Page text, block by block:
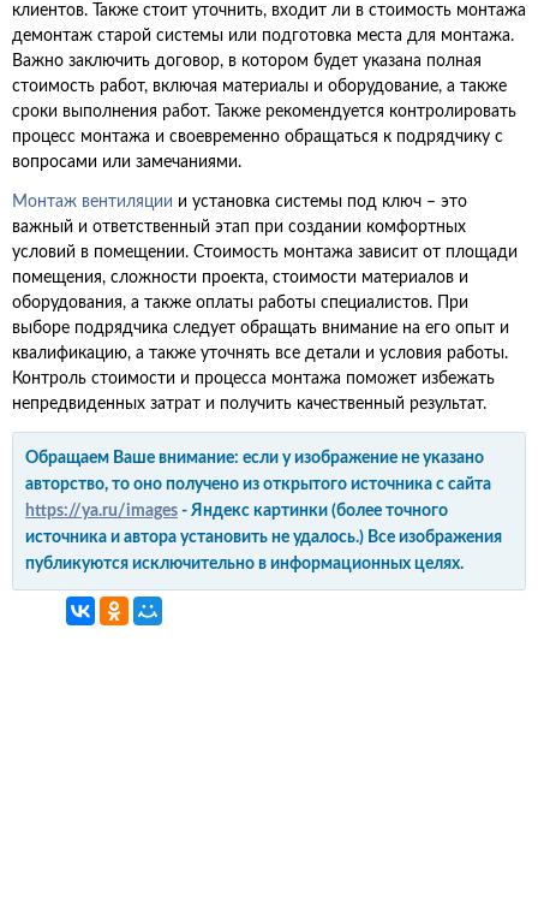
клиентов. Также стоит уточнить, входит ли в стоимость монтажа
демонтаж старой системы или подготовка места для монтажа.
Важно заключить договор, в котором будет указана полная
стоимость работ, включая материалы и оборудование, а также
сроки выполнения работ. Также рекомендуется контролировать
процесс монтажа и своевременно обращаться к подрядчику с
вопросами или замечаниями.
Монтаж вентиляции и установка системы под ключ – это
важный и ответственный этап при создании комфортных
условий в помещении. Стоимость монтажа зависит от площади
помещения, сложности проекта, стоимости материалов и
оборудования, а также оплаты работы специалистов. При
выборе подрядчика следует обращать внимание на его опыт и
квалификацию, а также уточнять все детали и условия работы.
Контроль стоимости и процесса монтажа поможет избежать
непредвиденных затрат и получить качественный результат.
Обращаем Ваше внимание: если у изображение не указано
авторство, то оно получено из открытого источника с сайта
https://ya.ru/images - Яндекс картинки (более точного
источника и автора установить не удалось.) Все изображения
публикуются исключительно в информационных целях.